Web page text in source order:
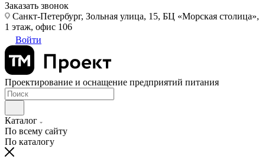
Заказать звонок
Санкт-Петербург, Зольная улица, 15, БЦ «Морская столица»,
1 этаж, офис 106
Войти
Проектирование и оснащение предприятий питания
Каталог
По всему сайту
По каталогу